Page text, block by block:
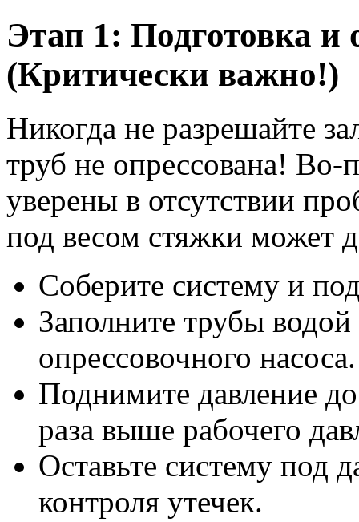
Этап 1: Подготовка и
(Критически важно!)
Никогда не разрешайте
труб не опрессована!
уверены в отсутствии
под весом стяжки может
Соберите систему и
Заполните трубы
опрессовочного насоса.
Поднимите давление
раза выше рабочего
Оставьте систему под
контроля утечек.